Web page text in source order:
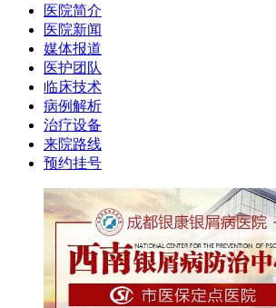
医院简介
医院新闻
媒体报道
医护团队
临床技术
病例解析
治疗设备
来院路线
预约挂号